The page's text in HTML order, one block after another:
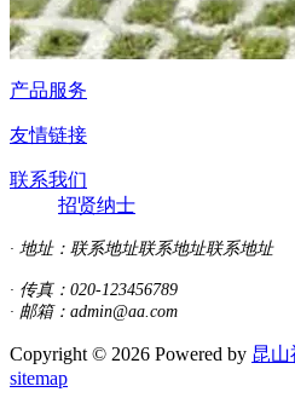
产品服务
友情链接
联系我们
招贤纳士
· 地址： 联系地址联系地址联系地址
· 传真：020-123456789
· 邮箱：admin@aa.com
Copyright © 2026 Powered by 昆山
sitemap